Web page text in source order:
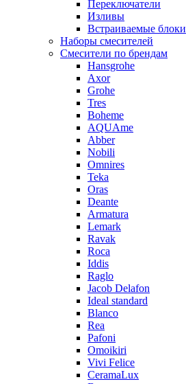
Переключатели
Изливы
Встраиваемые блоки
Наборы смесителей
Смесители по брендам
Hansgrohe
Axor
Grohe
Tres
Boheme
AQUAme
Abber
Nobili
Omnires
Teka
Oras
Deante
Armatura
Lemark
Ravak
Roca
Iddis
Raglo
Jacob Delafon
Ideal standard
Blanco
Rea
Pafoni
Omoikiri
Vivi Felice
CeramaLux